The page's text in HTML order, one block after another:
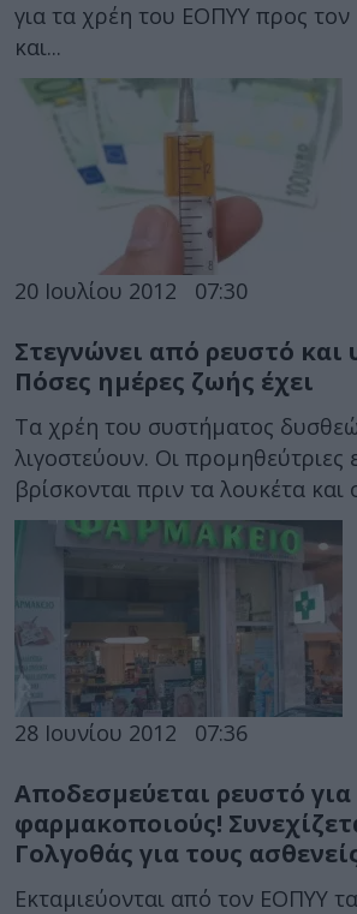
για τα χρέη του ΕΟΠΥΥ προς
και...
20 Ιουλίου 2012 07:30
Στεγνώνει από ρευστό και
Πόσες ημέρες ζωής έχει
Τα χρέη του συστήματος
λιγοστεύουν. Οι προμηθεύτριες
βρίσκονται πριν τα λουκέτα και
28 Ιουνίου 2012 07:36
Αποδεσμεύεται ρευστό για
φαρμακοποιούς!
Γολγοθάς για τους
Εκταμιεύονται από τον ΕΟΠΥΥ